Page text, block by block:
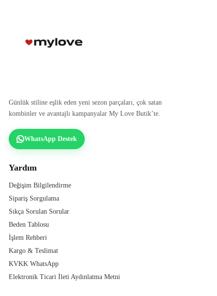
Günlük stiline eşlik eden yeni sezon parçaları, çok satan
kombinler ve avantajlı kampanyalar My Love Butik’te.
WhatsApp Destek
Yardım
Değişim Bilgilendirme
Sipariş Sorgulama
Sıkça Sorulan Sorular
Beden Tablosu
İşlem Rehberi
Kargo & Teslimat
KVKK WhatsApp
Elektronik Ticari İleti Aydınlatma Metni